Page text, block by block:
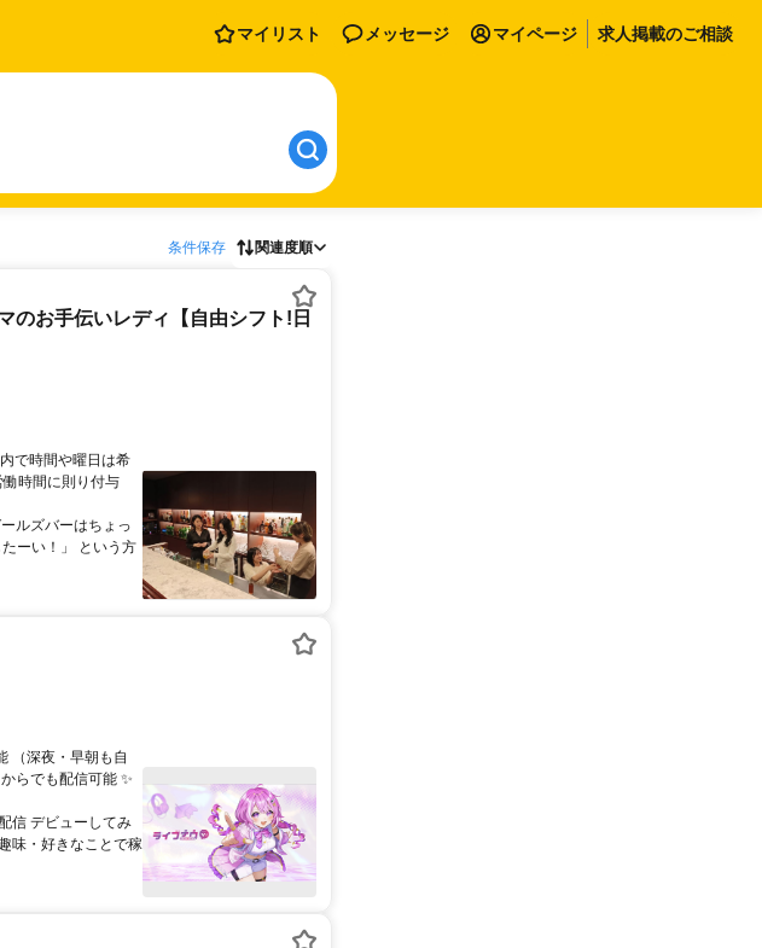
マイリスト メッセージ マイページ 求人掲載のご相談
条件保存 関連度順
のお手伝いレディ【自由シフト!日
で時間や曜日は希
時間に則り付与
ルズバーはちょっ
ーい！」 という方
（深夜・早朝も自
らでも配信可能 ✨
信 デビューしてみ
味・好きなことで稼